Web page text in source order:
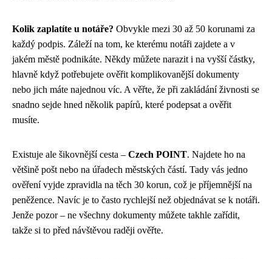
Kolik zaplatíte u notáře? Obvykle mezi 30 až 50 korunami za
každý podpis. Záleží na tom, ke kterému notáři zajdete a v
jakém městě podnikáte. Někdy můžete narazit i na vyšší částky,
hlavně když potřebujete ověřit komplikovanější dokumenty
nebo jich máte najednou víc. A věřte, že při zakládání živnosti se
snadno sejde hned několik papírů, které podepsat a ověřit
musíte.
Existuje ale šikovnější cesta – Czech POINT. Najdete ho na
většině pošt nebo na úřadech městských částí. Tady vás jedno
ověření vyjde zpravidla na těch 30 korun, což je příjemnější na
peněžence. Navíc je to často rychlejší než objednávat se k notáři.
Jenže pozor – ne všechny dokumenty můžete takhle zařídit,
takže si to před návštěvou raději ověřte.